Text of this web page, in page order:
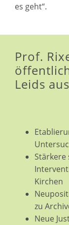
es geht“.
Prof.
Leids
Stärkere
Kirchen
zu
Neue